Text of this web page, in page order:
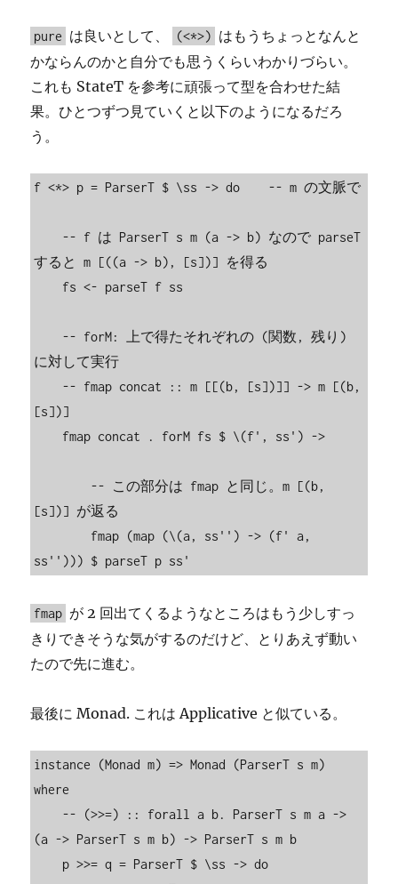
pure は良いとして、 (<*>) はもうちょっとなんと
かならんのかと自分でも思うくらいわかりづらい。
これも StateT を参考に頑張って型を合わせた結
果。ひとつずつ見ていくと以下のようになるだろ
う。
f <*> p = ParserT $ \ss -> do    -- m の文脈で
すると m [((a -> b), [s])] を得る
に対して実行
[s])]
[s])] が返る
ss''))) $ parseT p ss'
fmap が 2 回出てくるようなところはもう少しすっ
きりできそうな気がするのだけど、とりあえず動い
たので先に進む。
最後に Monad. これは Applicative と似ている。
instance (Monad m) => Monad (ParserT s m)
where
(a -> ParserT s m b) -> ParserT s m b